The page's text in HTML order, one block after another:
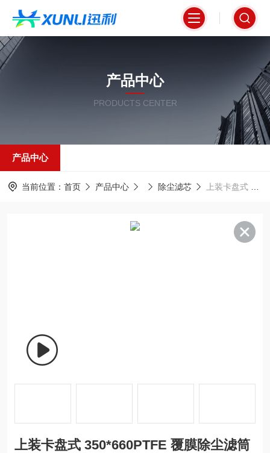
产品中心
PRODUCTS CENTER
产品中心
当前位置： 首页 产品中心 除尘滤芯 上装卡盘式 350*660PTFE 覆膜除尘滤筒
上装卡盘式 350*660PTFE 覆膜除尘滤筒